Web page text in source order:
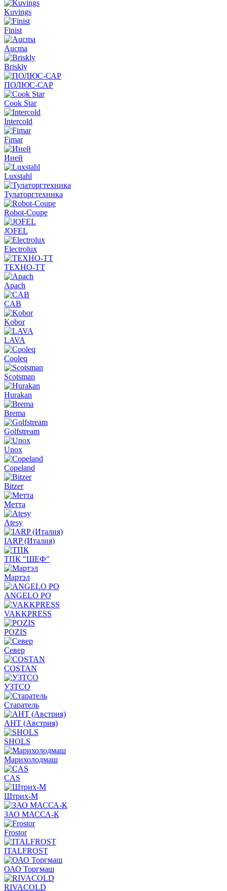
Kuvings
Finist
Aucma
Briskly
ПОЛЮС-САР
Cook Star
Intercold
Fimar
Иней
Luxstahl
Тулаторгтехника
Robot-Coupe
JOFEL
Electrolux
ТЕХНО-ТТ
Apach
CAB
Kobor
LAVA
Cooleq
Scotsman
Hurakan
Brema
Golfstream
Unox
Copeland
Bitzer
Метта
Atesy
IARP (Италия)
ТПК "ШЕФ"
Мартэл
ANGELO PO
VAKKPRESS
POZIS
Север
COSTAN
УЗТСО
Старатель
АНТ (Австрия)
SHOLS
Марихолодмаш
CAS
Штрих-М
ЗАО МАССА-К
Frostor
ITALFROST
ОАО Торгмаш
RIVACOLD